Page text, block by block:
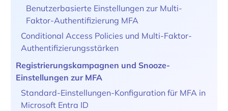
Benutzerbasierte Einstellungen zur Multi-
Faktor-Authentifizierung MFA
Conditional Access Policies und Multi-Faktor-
Authentifizierungsstärken
Registrierungskampagnen und Snooze-
Einstellungen zur MFA
Standard-Einstellungen-Konfiguration für MFA in
Microsoft Entra ID